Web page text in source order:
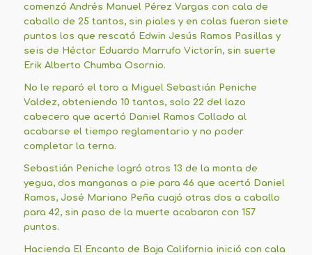
comenzó Andrés Manuel Pérez Vargas con cala de
caballo de 25 tantos, sin piales y en colas fueron siete
puntos los que rescató Edwin Jesús Ramos Pasillas y
seis de Héctor Eduardo Marrufo Victorín, sin suerte
Erik Alberto Chumba Osornio.
No le reparó el toro a Miguel Sebastián Peniche
Valdez, obteniendo 10 tantos, solo 22 del lazo
cabecero que acertó Daniel Ramos Collado al
acabarse el tiempo reglamentario y no poder
completar la terna.
Sebastián Peniche logró otros 13 de la monta de
yegua, dos manganas a pie para 46 que acertó Daniel
Ramos, José Mariano Peña cuajó otras dos a caballo
para 42, sin paso de la muerte acabaron con 157
puntos.
Hacienda El Encanto de Baja California inició con cala